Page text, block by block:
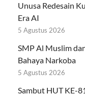
Unusa Redesain
Era AI
5 Agustus 2026
SMP Al Muslim
Bahaya Narkoba
5 Agustus 2026
Sambut HUT KE-